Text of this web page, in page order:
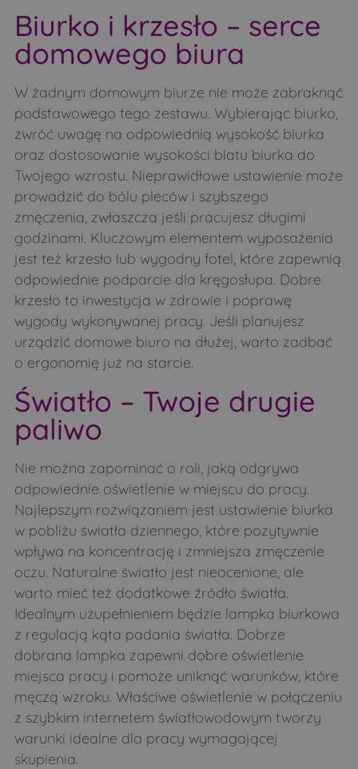
Biurko i krzesło – serce
domowego biura
W żadnym domowym biurze nie może zabraknąć
podstawowego tego zestawu. Wybierając biurko,
zwróć uwagę na odpowiednią wysokość biurka
oraz dostosowanie wysokości blatu biurka do
Twojego wzrostu. Nieprawidłowe ustawienie może
prowadzić do bólu pleców i szybszego
zmęczenia, zwłaszcza jeśli pracujesz długimi
godzinami. Kluczowym elementem wyposażenia
jest też krzesło lub wygodny fotel, które zapewnią
odpowiednie podparcie dla kręgosłupa. Dobre
krzesło to inwestycja w zdrowie i poprawę
wygody wykonywanej pracy. Jeśli planujesz
urządzić domowe biuro na dłużej, warto zadbać
o ergonomię już na starcie.
Światło – Twoje drugie
paliwo
Nie można zapominać o roli, jaką odgrywa
odpowiednie oświetlenie w miejscu do pracy.
Najlepszym rozwiązaniem jest ustawienie biurka
w pobliżu światła dziennego, które pozytywnie
wpływa na koncentrację i zmniejsza zmęczenie
oczu. Naturalne światło jest nieocenione, ale
warto mieć też dodatkowe źródło światła.
Idealnym uzupełnieniem będzie lampka biurkowa
z regulacją kąta padania światła. Dobrze
dobrana lampka zapewni dobre oświetlenie
miejsca pracy i pomoże uniknąć warunków, które
męczą wzroku. Właściwe oświetlenie w połączeniu
z szybkim internetem światłowodowym tworzy
warunki idealne dla pracy wymagającej
skupienia.